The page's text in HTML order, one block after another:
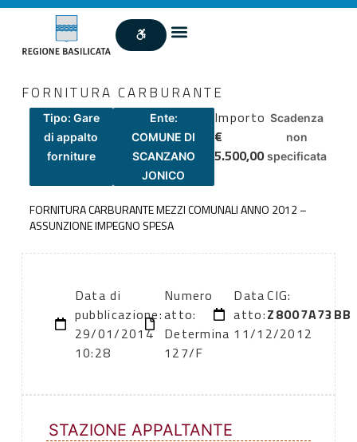
FORNITURA CARBURANTE
Tipo: Gare
di appalto
forniture
Ente:
COMUNE DI
SCANZANO
JONICO
Importo
€
5.500,00
Scadenza
non
specificata
FORNITURA CARBURANTE MEZZI COMUNALI ANNO 2012 –
ASSUNZIONE IMPEGNO SPESA
Data di
pubblicazione:
29/01/2014
10:28
Numero
atto:
Determina
127/F
Data
atto:
11/12/2012
CIG:
Z8007A73BB
STAZIONE APPALTANTE